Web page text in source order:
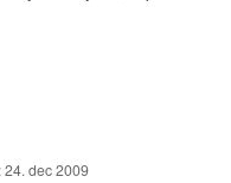
24. dec 2009